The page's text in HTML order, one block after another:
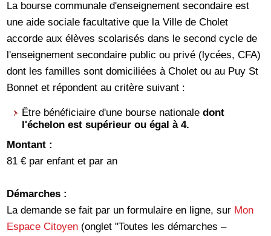
La bourse communale d'enseignement secondaire est
une aide sociale facultative que la Ville de Cholet
accorde aux élèves scolarisés dans le second cycle de
l'enseignement secondaire public ou privé (lycées, CFA)
dont les familles sont domiciliées à Cholet ou au Puy St
Bonnet et répondent au critère suivant :
Être bénéficiaire d'une bourse nationaledont
l'échelon est supérieur ou égal à 4.
Montant :
81 € par enfant et par an
Démarches :
La demande se fait par un formulaire en ligne, sur Mon
Espace Citoyen (onglet "Toutes les démarches –